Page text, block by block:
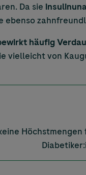
Da sie
ebenso
häufig
vielleicht von